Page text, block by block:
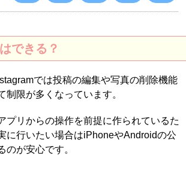
できる？
では投稿の編集や写真の削除機能
制限が多くなっています。
プリからの操作を前提に作られているた
に行いたい場合はiPhoneやAndroidの公
のが安心です。